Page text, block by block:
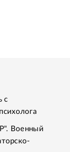
с
Военный